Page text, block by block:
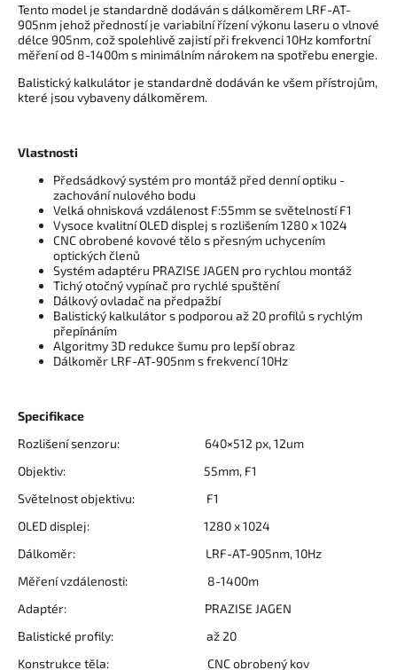
Tento model je standardně dodáván s dálkoměrem LRF-AT-
905nm jehož předností je variabilní řízení výkonu laseru o vlnové
délce 905nm, což spolehlivě zajistí při frekvenci 10Hz komfortní
měření od 8-1400m s minimálním nárokem na spotřebu energie.
Balistický kalkulátor je standardně dodáván ke všem přístrojům,
které jsou vybaveny dálkoměrem.
Vlastnosti
Předsádkový systém pro montáž před denní optiku -
zachování nulového bodu
Velká ohnisková vzdálenost F:55mm se světelností F1
Vysoce kvalitní OLED displej s rozlišením 1280 x 1024
CNC obrobené kovové tělo s přesným uchycením
optických členů
Systém adaptéru PRAZISE JAGEN pro rychlou montáž
Tichý otočný vypínač pro rychlé spuštění
Dálkový ovladač na předpažbí
Balistický kalkulátor s podporou až 20 profilů s rychlým
přepínáním
Algoritmy 3D redukce šumu pro lepší obraz
Dálkoměr LRF-AT-905nm s frekvencí 10Hz
Specifikace
Rozlišení senzoru: 640×512 px, 12um
Objektiv: 55mm, F1
Světelnost objektivu: F1
OLED displej: 1280 x 1024
Dálkoměr: LRF-AT-905nm, 10Hz
Měření vzdálenosti: 8-1400m
Adaptér: PRAZISE JAGEN
Balistické profily: až 20
Konstrukce těla: CNC obrobený kov